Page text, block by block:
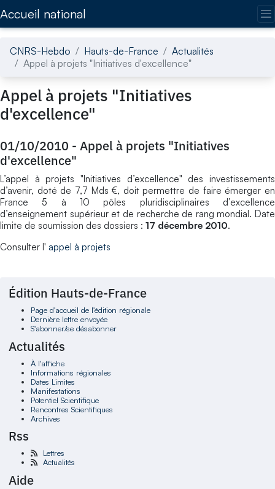
Accueil national
CNRS-Hebdo Hauts-de-France
Actualités
Appel à projets "Initiatives d'excellence"
Appel à projets "Initiatives
d'excellence"
01/10/2010 - Appel à projets "Initiatives
d'excellence"
L’appel à projets "Initiatives d’excellence" des investissements
d’avenir, doté de 7,7 Mds €, doit permettre de faire émerger en
France 5 à 10 pôles pluridisciplinaires d’excellence
d’enseignement supérieur et de recherche de rang mondial. Date
limite de soumission des dossiers : 17 décembre 2010.
Consulter l' appel à projets
Édition Hauts-de-France
Page d'accueil de l'édition régionale
Dernière lettre envoyée
S'abonner/se désabonner
Actualités
À l'affiche
Informations régionales
Dates Limites
Manifestations
Potentiel Scientifique
Rencontres Scientifiques
Archives
Rss
Lettres
Actualités
Aide